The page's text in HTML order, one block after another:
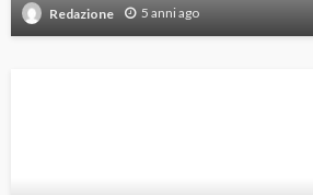
Redazione 5 anni ago